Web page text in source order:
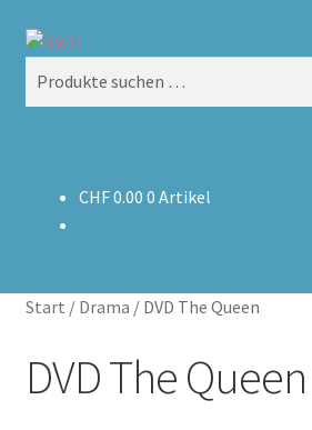
Zur
Zum
Suchen
CHF0.00 0 Artikel
Start / Drama / DVD The Queen
DVD The Queen